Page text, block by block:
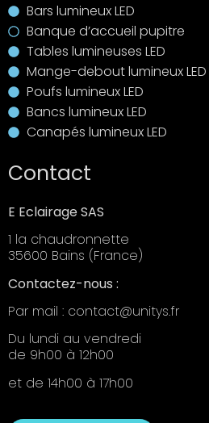
Bars lumineux LED
Banque d’accueil pupitre
Tables lumineuses LED
Mange-debout lumineux LED
Poufs lumineux LED
Bancs lumineux LED
Canapés lumineux LED
Contact
E Eclairage SAS
1 la chaudronnette
35600 Bains (France)
Contactez-nous :
Par mail : contact@unitys.fr
Du lundi au vendredi
de 9h00 à 12h00
et de 14h00 à 17h00